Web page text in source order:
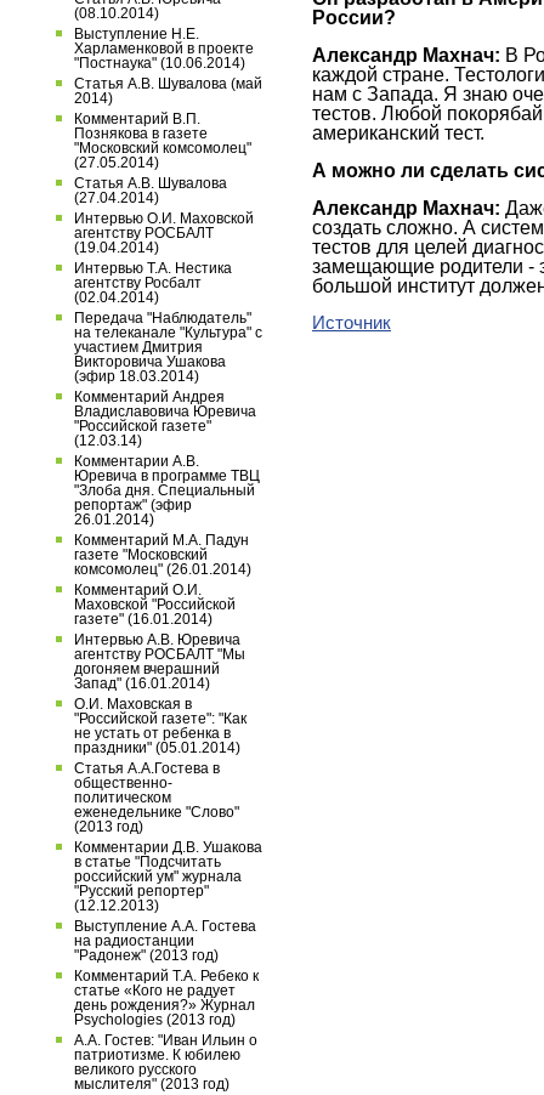
России?
Александр Махнач: В
каждой стране.
нам с Запада. Я знаю
тестов. Любой
американский тест.
А можно ли сделать
Александр Махнач:
создать сложно. А
тестов для целей
замещающие родители -
большой институт
Источник
(08.10.2014)
Выступление Н.Е.
Харламенковой в проекте
"Постнаука" (10.06.2014)
Статья А.В. Шувалова (май
2014)
Комментарий В.П.
Познякова в газете
"Московский комсомолец"
(27.05.2014)
Статья А.В. Шувалова
(27.04.2014)
Интервью О.И. Маховской
агентству РОСБАЛТ
(19.04.2014)
Интервью Т.А. Нестика
агентству Росбалт
(02.04.2014)
Передача "Наблюдатель"
на телеканале "Культура" с
участием Дмитрия
Викторовича Ушакова
(эфир 18.03.2014)
Комментарий Андрея
Владиславовича Юревича
"Российской газете"
(12.03.14)
Комментарии А.В.
Юревича в программе ТВЦ
"Злоба дня. Специальный
репортаж" (эфир
26.01.2014)
Комментарий М.А. Падун
газете "Московский
комсомолец" (26.01.2014)
Комментарий О.И.
Маховской "Российской
газете" (16.01.2014)
Интервью А.В. Юревича
агентству РОСБАЛТ "Мы
догоняем вчерашний
Запад" (16.01.2014)
О.И. Маховская в
"Российской газете": "Как
не устать от ребенка в
праздники" (05.01.2014)
Статья А.А.Гостева в
общественно-
политическом
еженедельнике "Слово"
(2013 год)
Комментарии Д.В. Ушакова
в статье "Подсчитать
российский ум" журнала
"Русский репортер"
(12.12.2013)
Выступление А.А. Гостева
на радиостанции
"Радонеж" (2013 год)
Комментарий Т.А. Ребеко к
статье «Кого не радует
день рождения?» Журнал
Psychologies (2013 год)
А.А. Гостев: "Иван Ильин о
патриотизме. К юбилею
великого русского
мыслителя" (2013 год)